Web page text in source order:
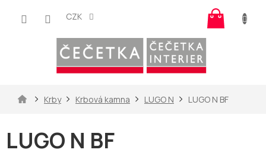
CZK
košík
DomůKrby Krbová kamna LUGO N LUGO N BF
LUGO N BF